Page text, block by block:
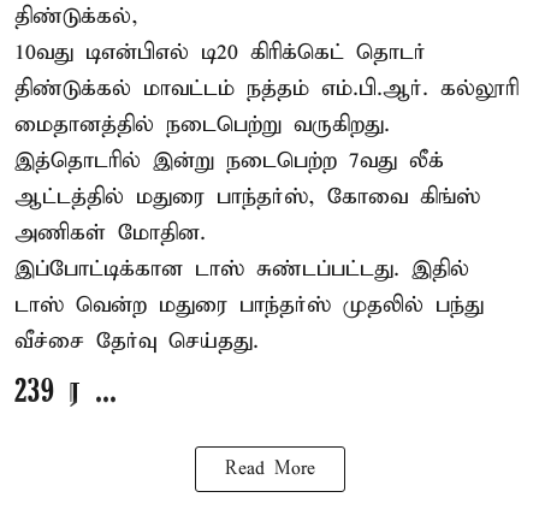
திண்டுக்கல்,
10வது டிஎன்பிஎல் டி20 கிரிக்கெட் தொடர்
திண்டுக்கல் மாவட்டம் நத்தம் எம்.பி.ஆர். கல்லூரி
மைதானத்தில் நடைபெற்று வருகிறது.
இத்தொடரில் இன்று நடைபெற்ற 7வது லீக்
ஆட்டத்தில் மதுரை பாந்தர்ஸ், கோவை கிங்ஸ்
அணிகள் மோதின.
இப்போட்டிக்கான டாஸ் சுண்டப்பட்டது. இதில்
டாஸ் வென்ற மதுரை பாந்தர்ஸ் முதலில் பந்து
வீச்சை தேர்வு செய்தது.
239 ர ...
Read More